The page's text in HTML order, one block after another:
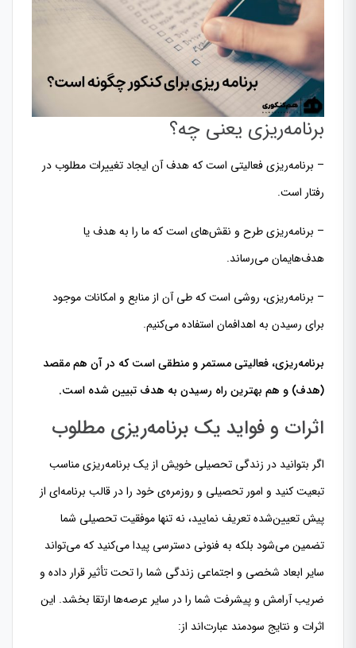
برنامه‌ریزی یعنی چه؟
– برنامه‌ریزی فعالیتی است که هدف آن ایجاد تغییرات مطلوب در
رفتار است.
– برنامه‌ریزی طرح و نقش‌های است که ما را به هدف یا
هدف‌هایمان می‌رساند.
– برنامه‌ریزی، روشی است که طی آن از منابع و امکانات موجود
برای رسیدن به اهدافمان استفاده می‌کنیم.
برنامه‌ریزی، فعالیتی مستمر و منطقی است که در آن هم مقصد
(هدف) و هم بهترین راه رسیدن به هدف تبیین شده است.
اثرات و فواید یک برنامه‌ریزی مطلوب
اگر بتوانید در زندگی تحصیلی خویش از یک برنامه‌ریزی مناسب
تبعیت کنید و امور تحصیلی و روزمره‌ی خود را در قالب برنامه‌ای از
پیش تعیین‌شده تعریف نمایید، نه تنها موفقیت تحصیلی شما
تضمین می‌شود بلکه به فنونی دسترسی پیدا می‌کنید که می‌تواند
سایر ابعاد شخصی و اجتماعی زندگی شما را تحت تأثیر قرار داده و
ضریب آرامش و پیشرفت شما را در سایر عرصه‌ها ارتقا بخشد. این
اثرات و نتایج سودمند عبارت‌اند از: